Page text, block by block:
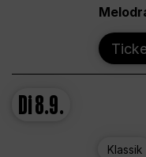
Di8.9.
Klassik